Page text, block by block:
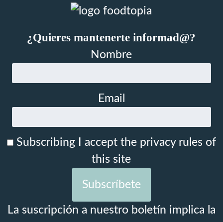
¿Quieres mantenerte informad@?
Nombre
Email
Subscribing I accept the privacy rules of
this site
La suscripción a nuestro boletín implica la